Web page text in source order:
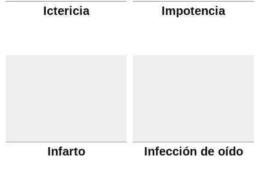
Ictericia Impotencia
Infarto Infección de oído